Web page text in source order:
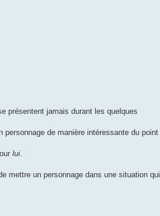
présentent jamais durant les quelques
de manière intéressante du point
lui
mettre un personnage dans une situation qui